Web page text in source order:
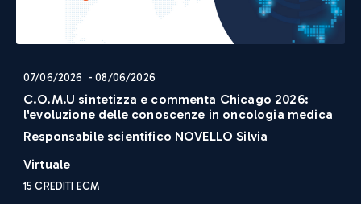
07/06/2026 - 08/06/2026
C.O.M.U sintetizza e commenta Chicago 2026:
l'evoluzione delle conoscenze in oncologia medica
Responsabile scientifico NOVELLO Silvia
Virtuale
15CREDITI ECM